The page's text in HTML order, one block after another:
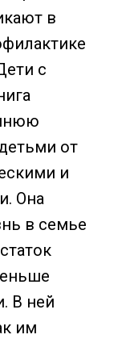
в
с
от
и
Она
в семье
В ней
им